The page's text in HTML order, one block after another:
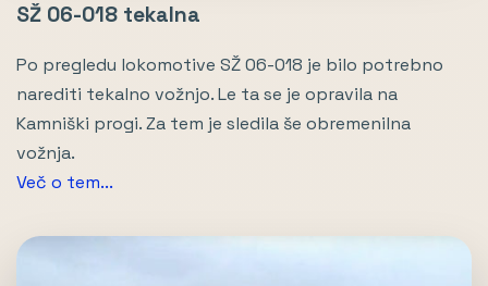
SŽ 06-018 tekalna
Po pregledu lokomotive SŽ 06-018 je bilo potrebno
narediti tekalno vožnjo. Le ta se je opravila na
Kamniški progi. Za tem je sledila še obremenilna
vožnja.
Več o tem...